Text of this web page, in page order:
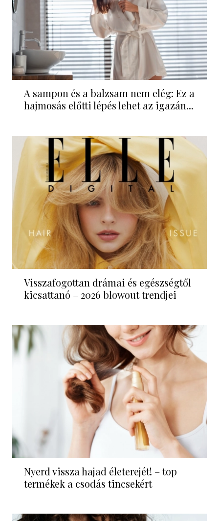
A sampon és a balzsam nem elég: Ez a
hajmosás előtti lépés lehet az igazán...
Visszafogottan drámai és egészségtől
kicsattanó – 2026 blowout trendjei
Nyerd vissza hajad életerejét! – top
termékek a csodás tincsekért